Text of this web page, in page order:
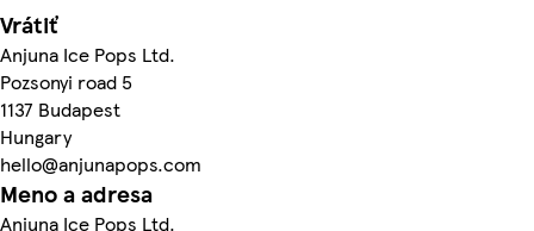
Vrátiť
Anjuna Ice Pops Ltd.
Pozsonyi road 5
1137 Budapest
Hungary
hello@anjunapops.com
Meno a adresa
Anjuna Ice Pops Ltd.